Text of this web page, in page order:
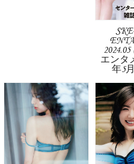
エンタ
年5